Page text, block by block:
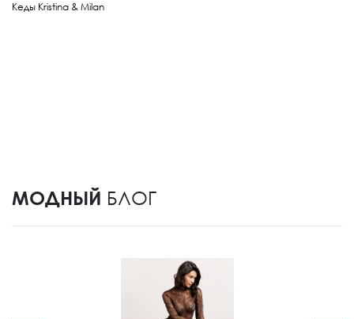
Кеды Kristina & Milan
МОДНЫЙ БЛОГ